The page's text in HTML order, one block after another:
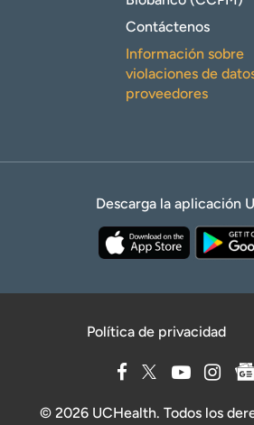
Contáctenos
Información sobre
violaciones de
proveedores
Descarga la aplicación
Política de privacidad
© 2026 UCHealth. Todos los